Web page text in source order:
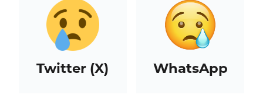
Twitter (X) WhatsApp